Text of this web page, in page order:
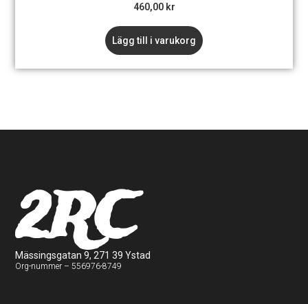
460,00 kr
Lägg till i varukorg
2RC
Mässingsgatan 9, 271 39 Ystad
Org-nummer – 556976-8749